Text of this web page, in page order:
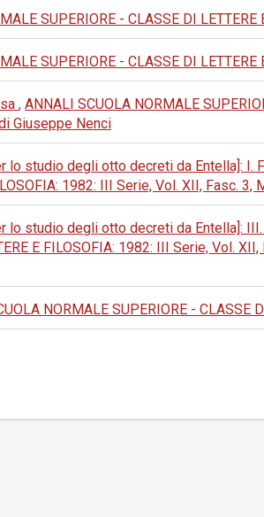
SUPERIORE - CLASSE DI
SUPERIORE - CLASSE DI
, ANNALI SCUOLA NORMALE
Giuseppe Nenci
lo studio degli otto decreti da Entella]: I.
1982: III Serie, Vol. XII,
lo studio degli otto decreti da Entella]:
E FILOSOFIA: 1982: III Serie, Vol.
NORMALE SUPERIORE - CLASSE